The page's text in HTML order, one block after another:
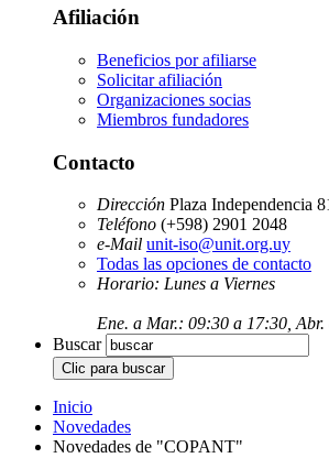
Afiliación
Beneficios por afiliarse
Solicitar afiliación
Organizaciones socias
Miembros fundadores
Contacto
Dirección Plaza Independencia
Teléfono (+598) 2901 2048
e-Mail unit-iso@unit.org.uy
Todas las opciones de contacto
Horario: Lunes a Viernes
Ene. a Mar.: 09:30 a 17:30,
Buscar
Inicio
Novedades
Novedades de "COPANT"